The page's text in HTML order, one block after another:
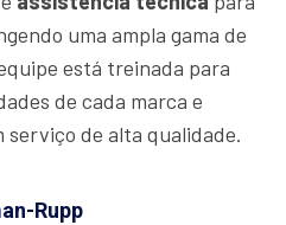
uma ampla gama de
está treinada para
de cada marca e
serviço de alta qualidade.
Rupp